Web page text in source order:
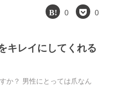
0 0
キレイにしてくれる
か？ 男性にとっては爪なん